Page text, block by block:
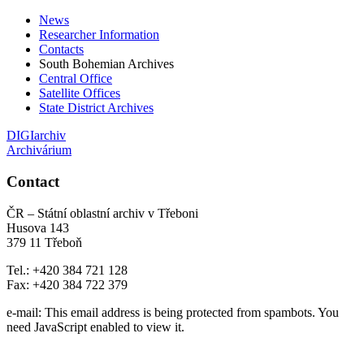
News
Researcher Information
Contacts
South Bohemian Archives
Central Office
Satellite Offices
State District Archives
DIGIarchiv
Archivárium
Contact
ČR – Státní oblastní archiv v Třeboni
Husova 143
379 11 Třeboň
Tel.: +420 384 721 128
Fax: +420 384 722 379
e-mail: This email address is being protected from spambots. You
need JavaScript enabled to view it.